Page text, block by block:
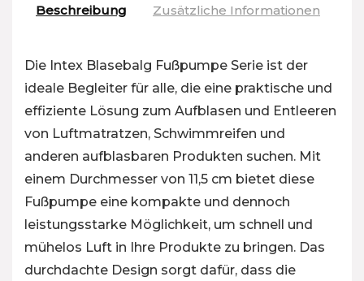
Beschreibung Zusätzliche Informationen
Die Intex Blasebalg Fußpumpe Serie ist der
ideale Begleiter für alle, die eine praktische und
effiziente Lösung zum Aufblasen und Entleeren
von Luftmatratzen, Schwimmreifen und
anderen aufblasbaren Produkten suchen. Mit
einem Durchmesser von 11,5 cm bietet diese
Fußpumpe eine kompakte und dennoch
leistungsstarke Möglichkeit, um schnell und
mühelos Luft in Ihre Produkte zu bringen. Das
durchdachte Design sorgt dafür, dass die